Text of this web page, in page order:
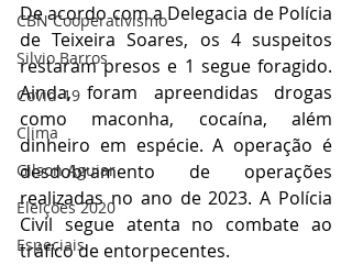
CBN Cooperativismo
Silvio Barros
Covid-19
Clima
Gilson Aguiar
Eleições 2020
Especiais
De acordo com a Delegacia de Polícia
de Teixeira Soares, os 4 suspeitos
restaram presos e 1 segue foragido.
Ainda, foram apreendidas drogas
como maconha, cocaína, além
dinheiro em espécie. A operação é
desdobramento de operações
realizadas no ano de 2023. A Polícia
Civil segue atenta no combate ao
tráfico de entorpecentes.